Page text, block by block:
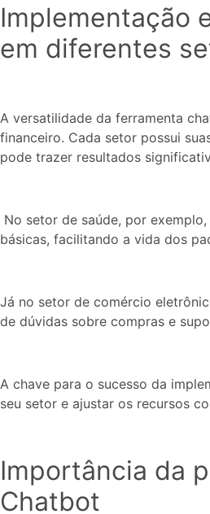
Implementação
em diferentes
A versatilidade da ferramenta
financeiro. Cada setor possui
pode trazer resultados
No setor de saúde, por
básicas, facilitando a vida dos
Já no setor de comércio
de dúvidas sobre compras e
A chave para o sucesso da
seu setor e ajustar os recursos
Importância da
Chatbot